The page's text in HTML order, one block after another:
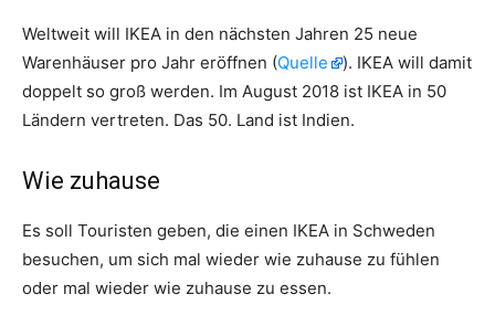
Weltweit will IKEA in den nächsten Jahren 25 neue
Warenhäuser pro Jahr eröffnen (Quelle
). IKEA will damit
doppelt so groß werden. Im August 2018 ist IKEA in 50
Ländern vertreten. Das 50. Land ist Indien.
Wie zuhause
Es soll Touristen geben, die einen IKEA in Schweden
besuchen, um sich mal wieder wie zuhause zu fühlen
oder mal wieder wie zuhause zu essen.